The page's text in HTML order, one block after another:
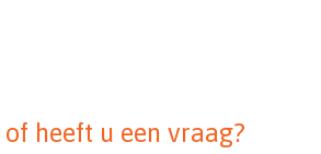
heeft u een vraag?